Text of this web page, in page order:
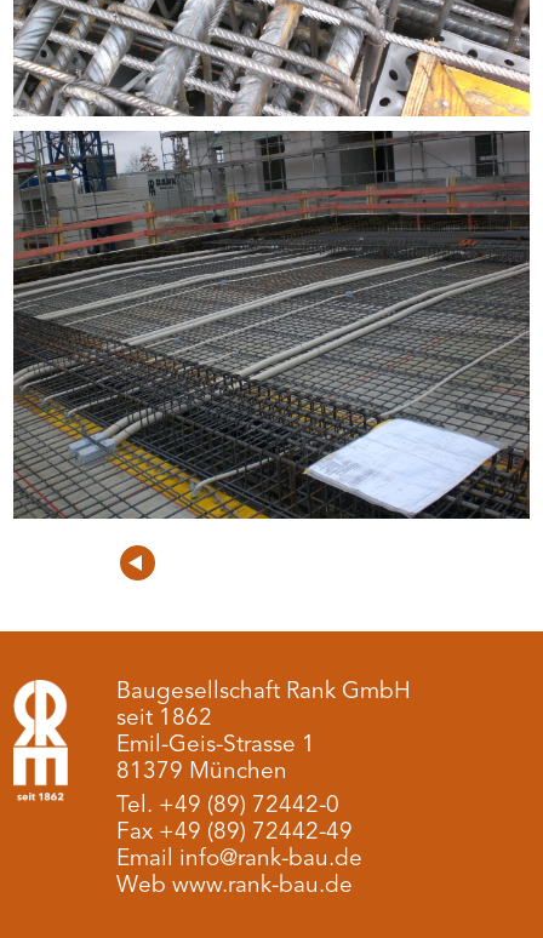
Baugesellschaft Rank GmbH
seit 1862
Emil-Geis-Strasse 1
81379 München
Tel. +49 (89) 72442-0
Fax +49 (89) 72442-49
Email info@rank-bau.de
Web www.rank-bau.de